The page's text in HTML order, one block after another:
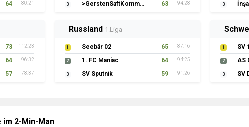
64 80:21 3 >GerstenSaftKommando 63 94:28 3
73 112:23
64 96:32
57 78:37
Russland 1.Liga
1 Seebär 02 65 87:16
2 1. FC Maniac 64 94:25
3 SV Sputnik 59 91:26
1 SV
2 AS
3 SV
2-Min-Man